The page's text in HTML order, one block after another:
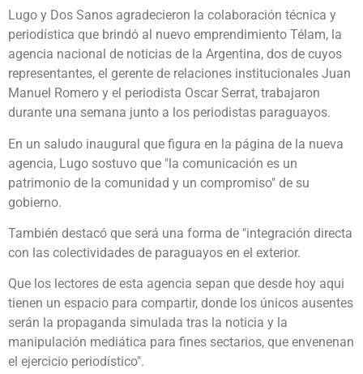
Lugo y Dos Sanos agradecieron la colaboración técnica y
periodística que brindó al nuevo emprendimiento Télam, la
agencia nacional de noticias de la Argentina, dos de cuyos
representantes, el gerente de relaciones institucionales Juan
Manuel Romero y el periodista Oscar Serrat, trabajaron
durante una semana junto a los periodistas paraguayos.
En un saludo inaugural que figura en la página de la nueva
agencia, Lugo sostuvo que "la comunicación es un
patrimonio de la comunidad y un compromiso" de su
gobierno.
También destacó que será una forma de "integración directa
con las colectividades de paraguayos en el exterior.
Que los lectores de esta agencia sepan que desde hoy aqui
tienen un espacio para compartir, donde los únicos ausentes
serán la propaganda simulada tras la noticia y la
manipulación mediática para fines sectarios, que envenenan
el ejercicio periodístico".